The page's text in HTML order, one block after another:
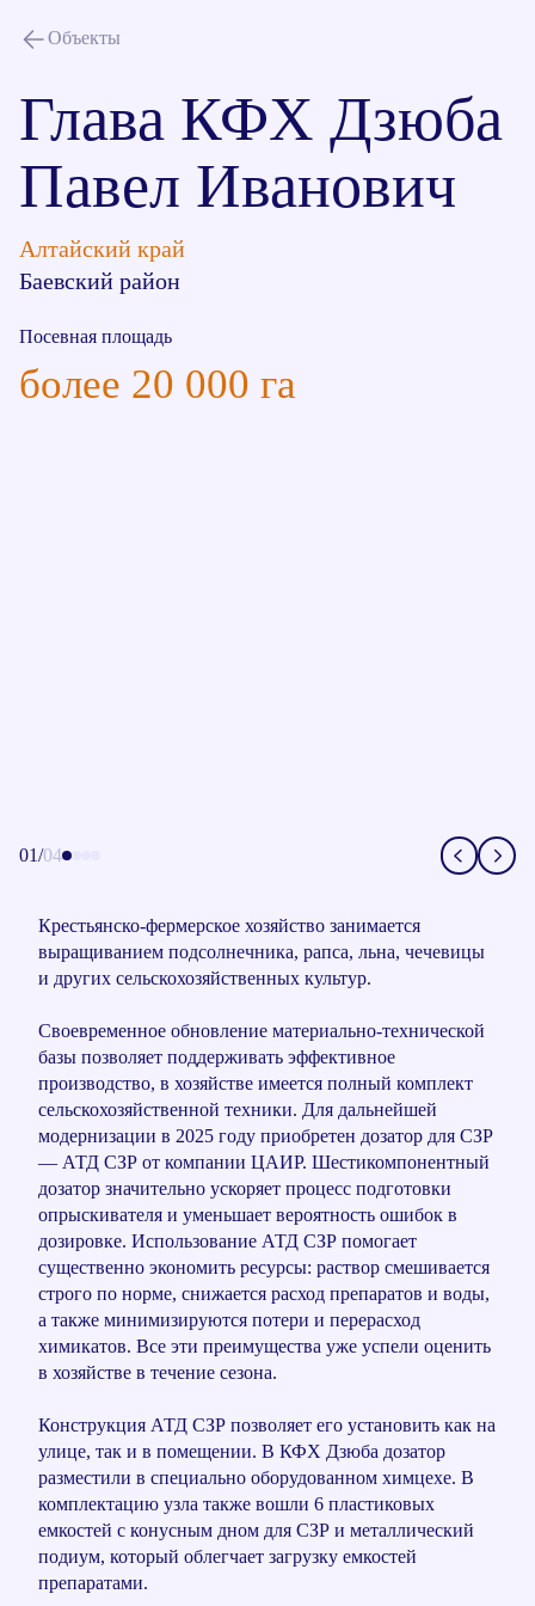
Объекты
Глава КФХ Дзюба
Павел Иванович
Алтайский край
Баевский район
Посевная площадь
более 20 000 га
01/04
Крестьянско-фермерское хозяйство занимается
выращиванием подсолнечника, рапса, льна, чечевицы
и других сельскохозяйственных культур.
Своевременное обновление материально‑технической
базы позволяет поддерживать эффективное
производство, в хозяйстве имеется полный комплект
сельскохозяйственной техники. Для дальнейшей
модернизации в 2025 году приобретен дозатор для СЗР
— АТД СЗР от компании ЦАИР. Шестикомпонентный
дозатор значительно ускоряет процесс подготовки
опрыскивателя и уменьшает вероятность ошибок в
дозировке. Использование АТД СЗР помогает
существенно экономить ресурсы: раствор смешивается
строго по норме, снижается расход препаратов и воды,
а также минимизируются потери и перерасход
химикатов. Все эти преимущества уже успели оценить
в хозяйстве в течение сезона.
Конструкция АТД СЗР позволяет его установить как на
улице, так и в помещении. В КФХ Дзюба дозатор
разместили в специально оборудованном химцехе. В
комплектацию узла также вошли 6 пластиковых
емкостей с конусным дном для СЗР и металлический
подиум, который облегчает загрузку емкостей
препаратами.